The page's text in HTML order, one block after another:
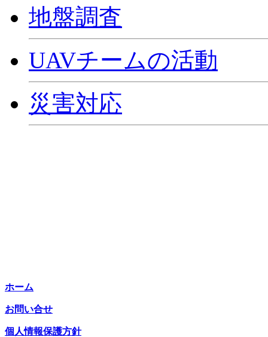
地盤調査
UAVチームの活動
災害対応
ホーム
お問い合せ
個人情報保護方針